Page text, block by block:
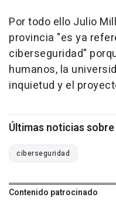
Por todo ello Julio
provincia "es ya
ciberseguridad"
humanos, la
inquietud y el
Últimas noticias
ciberseguridad
Contenido patrocinado